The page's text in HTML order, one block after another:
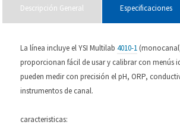
Descripción General Especificaciones
La línea incluye el YSI Multilab 4010-1
proporcionan fácil de usar y calibrar con menús
pueden medir con precisión el pH, ORP,
instrumentos de canal.
caracteristicas: